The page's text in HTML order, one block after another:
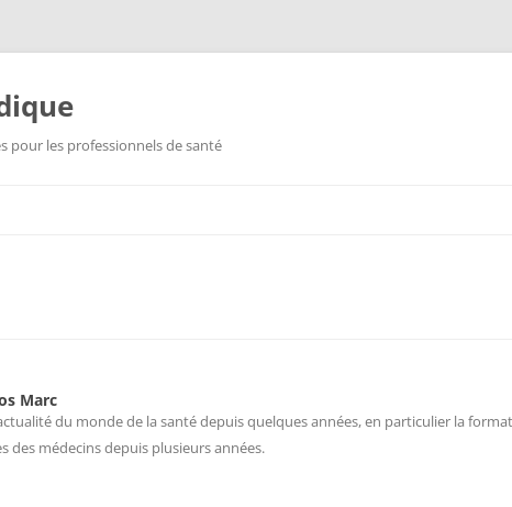
pour les professionnels de santé
Marc
du monde de la santé depuis quelques années, en particulier la
des médecins depuis plusieurs années.